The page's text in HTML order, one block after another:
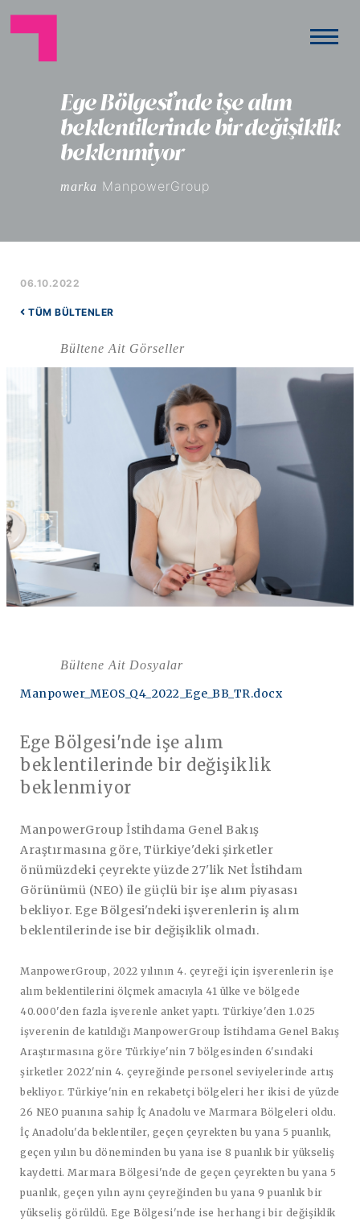
Ege Bölgesi’nde işe alım
beklentilerinde bir değişiklik
beklenmiyor
marka ManpowerGroup
06.10.2022
TÜM BÜLTENLER
Bültene Ait Görseller
Bültene Ait Dosyalar
Manpower_MEOS_Q4_2022_Ege_BB_TR.docx
Ege Bölgesi'nde işe alım
beklentilerinde bir değişiklik
beklenmiyor
ManpowerGroup İstihdama Genel Bakış
Araştırmasına göre, Türkiye'deki şirketler
önümüzdeki çeyrekte yüzde 27'lik Net İstihdam
Görünümü (NEO) ile güçlü bir işe alım piyasası
bekliyor. Ege Bölgesi'ndeki işverenlerin iş alım
beklentilerinde ise bir değişiklik olmadı.
ManpowerGroup, 2022 yılının 4. çeyreği için işverenlerin işe
alım beklentilerini ölçmek amacıyla 41 ülke ve bölgede
40.000'den fazla işverenle anket yaptı. Türkiye'den 1.025
işverenin de katıldığı ManpowerGroup İstihdama Genel Bakış
Araştırmasına göre Türkiye'nin 7 bölgesinden 6'sındaki
şirketler 2022'nin 4. çeyreğinde personel seviyelerinde artış
bekliyor. Türkiye'nin en rekabetçi bölgeleri her ikisi de yüzde
26 NEO puanına sahip İç Anadolu ve Marmara Bölgeleri oldu.
İç Anadolu'da beklentiler, geçen çeyrekten bu yana 5 puanlık,
geçen yılın bu döneminden bu yana ise 8 puanlık bir yükseliş
kaydetti. Marmara Bölgesi'nde de geçen çeyrekten bu yana 5
puanlık, geçen yılın aynı çeyreğinden bu yana 9 puanlık bir
yükseliş görüldü. Ege Bölgesi'nde ise herhangi bir değişiklik